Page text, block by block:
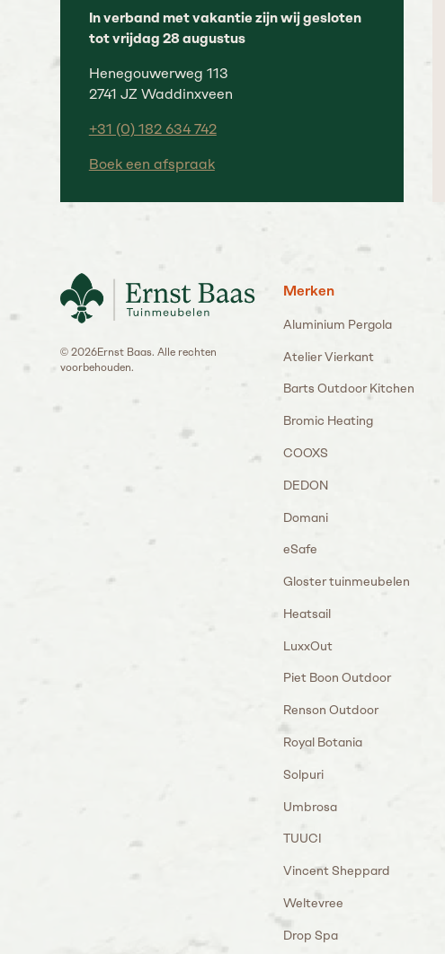
In verband met vakantie zijn wij gesloten
tot vrijdag 28 augustus
Henegouwerweg 113
2741 JZ Waddinxveen
+31 (0) 182 634 742
Boek een afspraak
©2026Ernst Baas. Alle rechten
voorbehouden.
Merken
Aluminium Pergola
Atelier Vierkant
Barts Outdoor Kitchen
Bromic Heating
COOXS
DEDON
Domani
eSafe
Gloster tuinmeubelen
Heatsail
LuxxOut
Piet Boon Outdoor
Renson Outdoor
Royal Botania
Solpuri
Umbrosa
TUUCI
Vincent Sheppard
Weltevree
Drop Spa